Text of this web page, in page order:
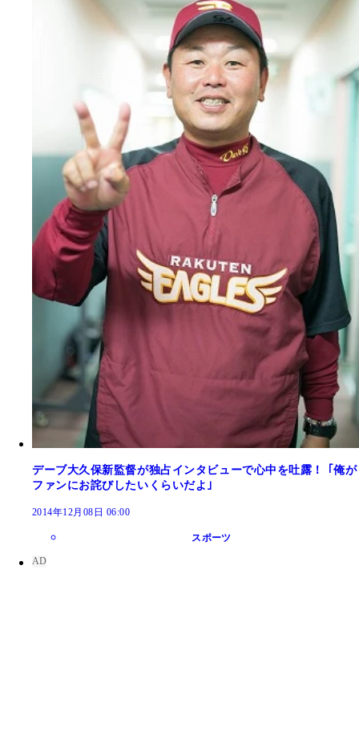
デーブ大久保新監督が独占インタビューで心中を吐露！ ｢俺が
ファンにお詫びしたいくらいだよ｣
2014年12月08日 06:00
スポーツ